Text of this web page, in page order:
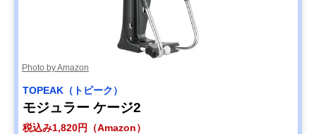
Photo by Amazon
TOPEAK（トピーク）
モジュラー ケージ2
税込み1,820円（Amazon）